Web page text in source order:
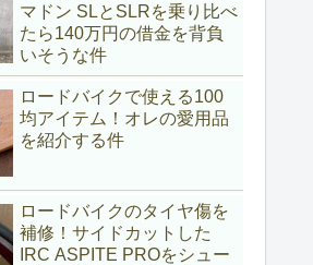
マドン SLとSLRを乗り比べ
たら140万円の借金を背負
いそうな件
ロードバイクで使える100
均アイテム！オレの愛用品
を紹介する件
ロードバイクのタイヤ傷を
補修！サイドカットした
IRC ASPITE PROをシュー